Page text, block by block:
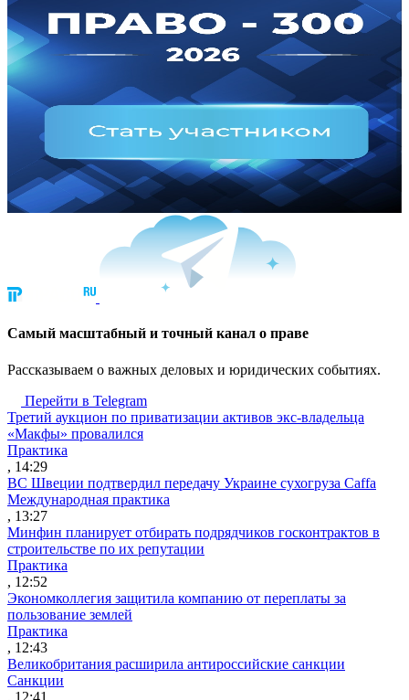
Cамый масштабный и точный канал о праве
Рассказываем о важных деловых и юридических событиях.
Перейти в Telegram
Третий аукцион по приватизации активов экс-владельца
«Макфы» провалился
Практика
, 14:29
ВС Швеции подтвердил передачу Украине сухогруза Caffa
Международная практика
, 13:27
Минфин планирует отбирать подрядчиков госконтрактов в
строительстве по их репутации
Практика
, 12:52
Экономколлегия защитила компанию от переплаты за
пользование землей
Практика
, 12:43
Великобритания расширила антироссийские санкции
Санкции
, 12:41